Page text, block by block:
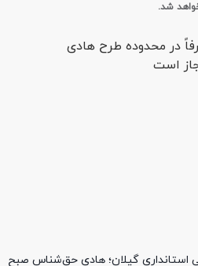
شد.
استانداری گیلان؛ هادی حق‌شناس صبح